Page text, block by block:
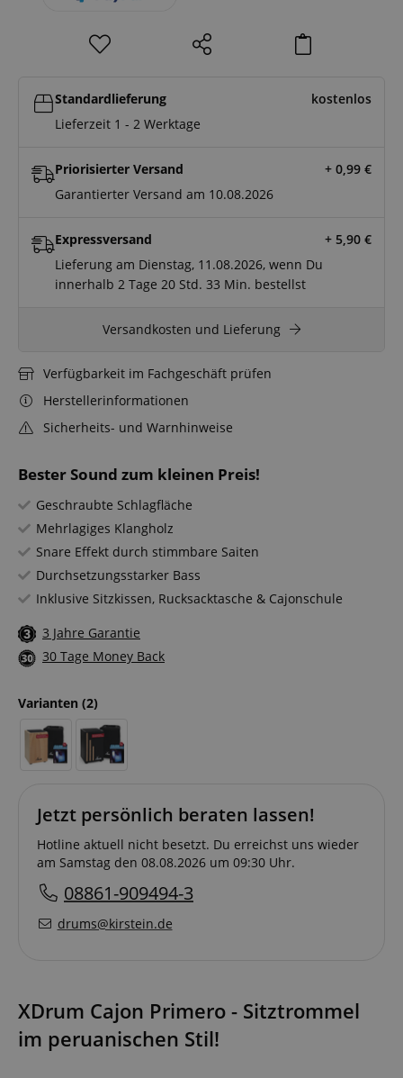
Bester Sound zum kleinen Preis!
Geschraubte Schlagfläche
Mehrlagiges Klangholz
Snare Effekt durch stimmbare Saiten
Durchsetzungsstarker Bass
Inklusive Sitzkissen, Rucksacktasche & Cajonschule
3 Jahre Garantie
30 Tage Money Back
Varianten (2)
Standardlieferung
kostenlos
Lieferzeit 1 - 2 Werktage
Priorisierter Versand + 0,99 €
Garantierter Versand am 10.08.2026
Expressversand + 5,90 €
Lieferung am Dienstag, 11.08.2026, wenn Du
innerhalb2 Tage 20 Std. 33 Min. bestellst
Versandkosten und Lieferung
Verfügbarkeit im Fachgeschäft prüfen
Herstellerinformationen
Sicherheits- und Warnhinweise
Jetzt persönlich beraten lassen!
Hotline aktuell nicht besetzt. Du erreichst uns wieder
am Samstag den 08.08.2026 um 09:30 Uhr.
08861-909494-3
drums@kirstein.de
XDrum Cajon Primero - Sitztrommel
im peruanischen Stil!